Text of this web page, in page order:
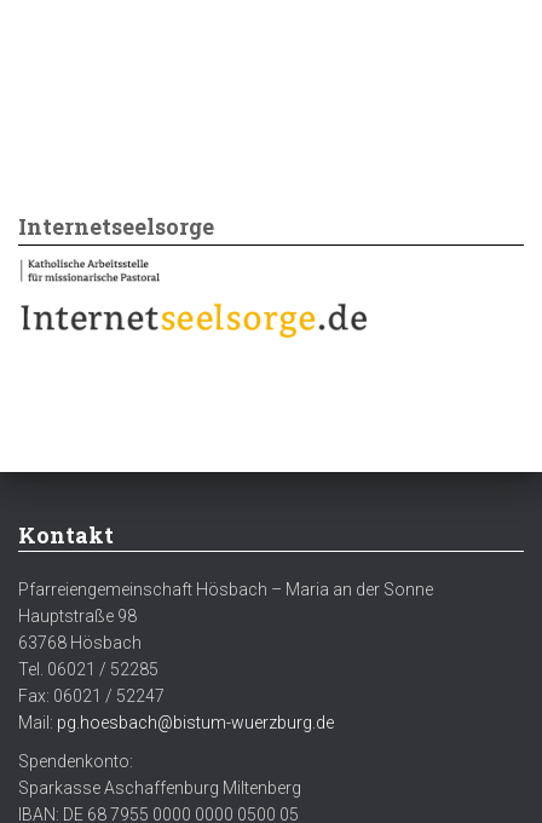
Internetseelsorge
Kontakt
Pfarreiengemeinschaft Hösbach – Maria an der Sonne
Hauptstraße 98
63768 Hösbach
Tel. 06021 / 52285
Fax: 06021 / 52247
Mail: pg.hoesbach@bistum-wuerzburg.de
Spendenkonto:
Sparkasse Aschaffenburg Miltenberg
IBAN: DE 68 7955 0000 0000 0500 05